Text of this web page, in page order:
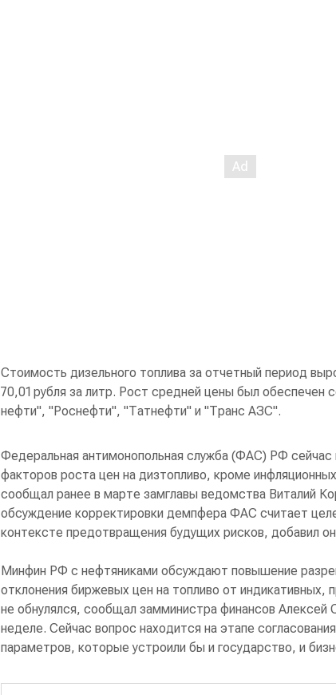
Стоимость дизельного топлива за отчетный период
70,01 рубля за литр. Рост средней цены был обеспечен
нефти", "Роснефти", "Татнефти" и "Транс АЗС".
Федеральная антимонопольная служба (ФАС) РФ сейчас
факторов роста цен на дизтопливо, кроме
сообщал ранее в марте замглавы ведомства Виталий
обсуждение корректировки демпфера ФАС считает
контексте предотвращения будущих рисков, добавил
Минфин РФ с нефтяниками обсуждают повышение
отклонения биржевых цен на топливо от
не обнулялся, сообщал замминистра финансов Алексей
неделе. Сейчас вопрос находится на этапе
параметров, которые устроили бы и государство, и